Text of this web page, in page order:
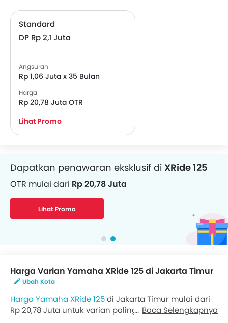
Standard
DP Rp 2,1 Juta
Angsuran
Rp 1,06 Juta x 35 Bulan
Harga
Rp 20,78 Juta OTR
Lihat Promo
Dapatkan pinjaman dana untuk Motor
Angsuran mulai dari
Rp 488.493/bulan
Dapatkan penawaran eksklusif di XRide 125
OTR mulai dari Rp 20,78 Juta
Lihat Promo
Harga Varian Yamaha XRide 125 di Jakarta Timur
Ubah Kota
Harga Yamaha XRide 125di Jakarta Timur mulai dari
Rp 20,78 Juta untuk varian paling bawah Standard,
Baca Selengkapnya